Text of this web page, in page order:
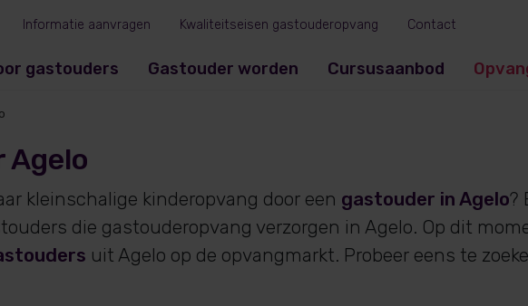
gastouders Gastouder worden Cursusaanbod
Informatie aanvragen Kwaliteitseisen gastouderopvang Contact
Agelo
kleinschalige kinderopvang door een gastouder in Agelo?
die gastouderopvang verzorgen in Agelo. Op dit
uit Agelo op de opvangmarkt. Probeer eens te